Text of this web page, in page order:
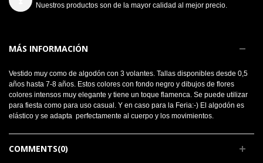
Nuestros productos son de la mayor calidad al mejor precio.
MÁS INFORMACIÓN
Vestido muy como de algodón con 3 volantes. Tallas disponibles desde 0,5
años hasta 7-8 años. Estos colores con fondo negro y dibujos de flores
colores intensos muy elegante y tiene un toque flamenca. Se puede utilizar
para fiesta como para uso casual. Y en caso para la Feria:-) El algodón es
elástico y se adapta perfectamente al cuerpo y los movimientos.
COMMENTS(0)